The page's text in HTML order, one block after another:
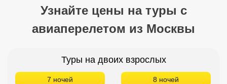
Узнайте цены на туры с
авиаперелетом из Москвы
Туры на двоих взрослых
7 ночей 8 ночей
Сетевые отели Вьетнама